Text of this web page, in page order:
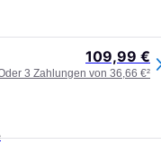
109,99 €
3 Zahlungen von 36,66 €²